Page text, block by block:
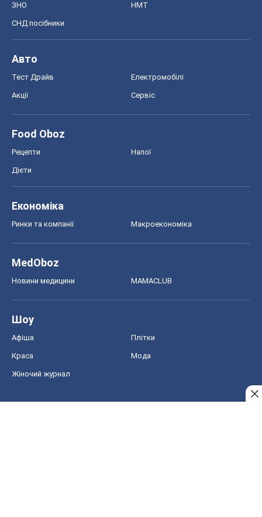
ЗНО НМТ
СНД посібники
Авто
Тест Драйв Електромобілі
Акції Сервіс
Food Oboz
Рецепти Напої
Дієти
Економіка
Ринки та компанії Макроекономіка
MedOboz
Новини медицини MAMACLUB
Шоу
Афіша Плітки
Краса Мода
Жіночий журнал